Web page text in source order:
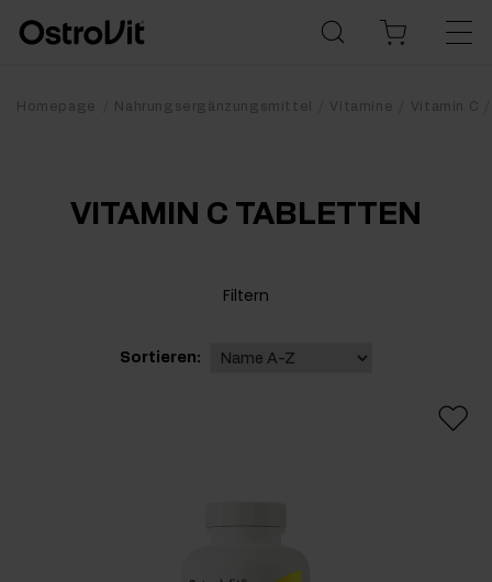
Homepage Nahrungsergänzungsmittel Vitamine Vitamin C
VITAMIN C TABLETTEN
Filtern
Sortieren: